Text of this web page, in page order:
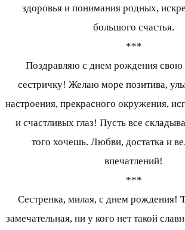
здоровья и понимания родных,
большого счастья.
***
Поздравляю с днем рождения
сестричку! Желаю море позитива,
настроения, прекрасного окружения,
и счастливых глаз! Пусть все
того хочешь. Любви, достатка и
впечатлений!
***
Сестренка, милая, с днем рождения!
замечательная, ни у кого нет такой